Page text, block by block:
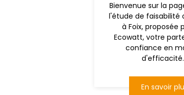
Bienvenue sur la
l'étude de faisabilité
à Foix, proposée
Ecowatt, votre
confiance en
En savoir